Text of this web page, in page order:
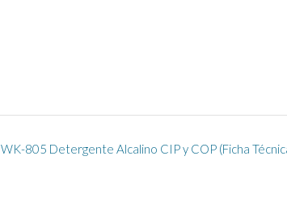
WK-805 Detergente Alcalino CIP y COP (Ficha